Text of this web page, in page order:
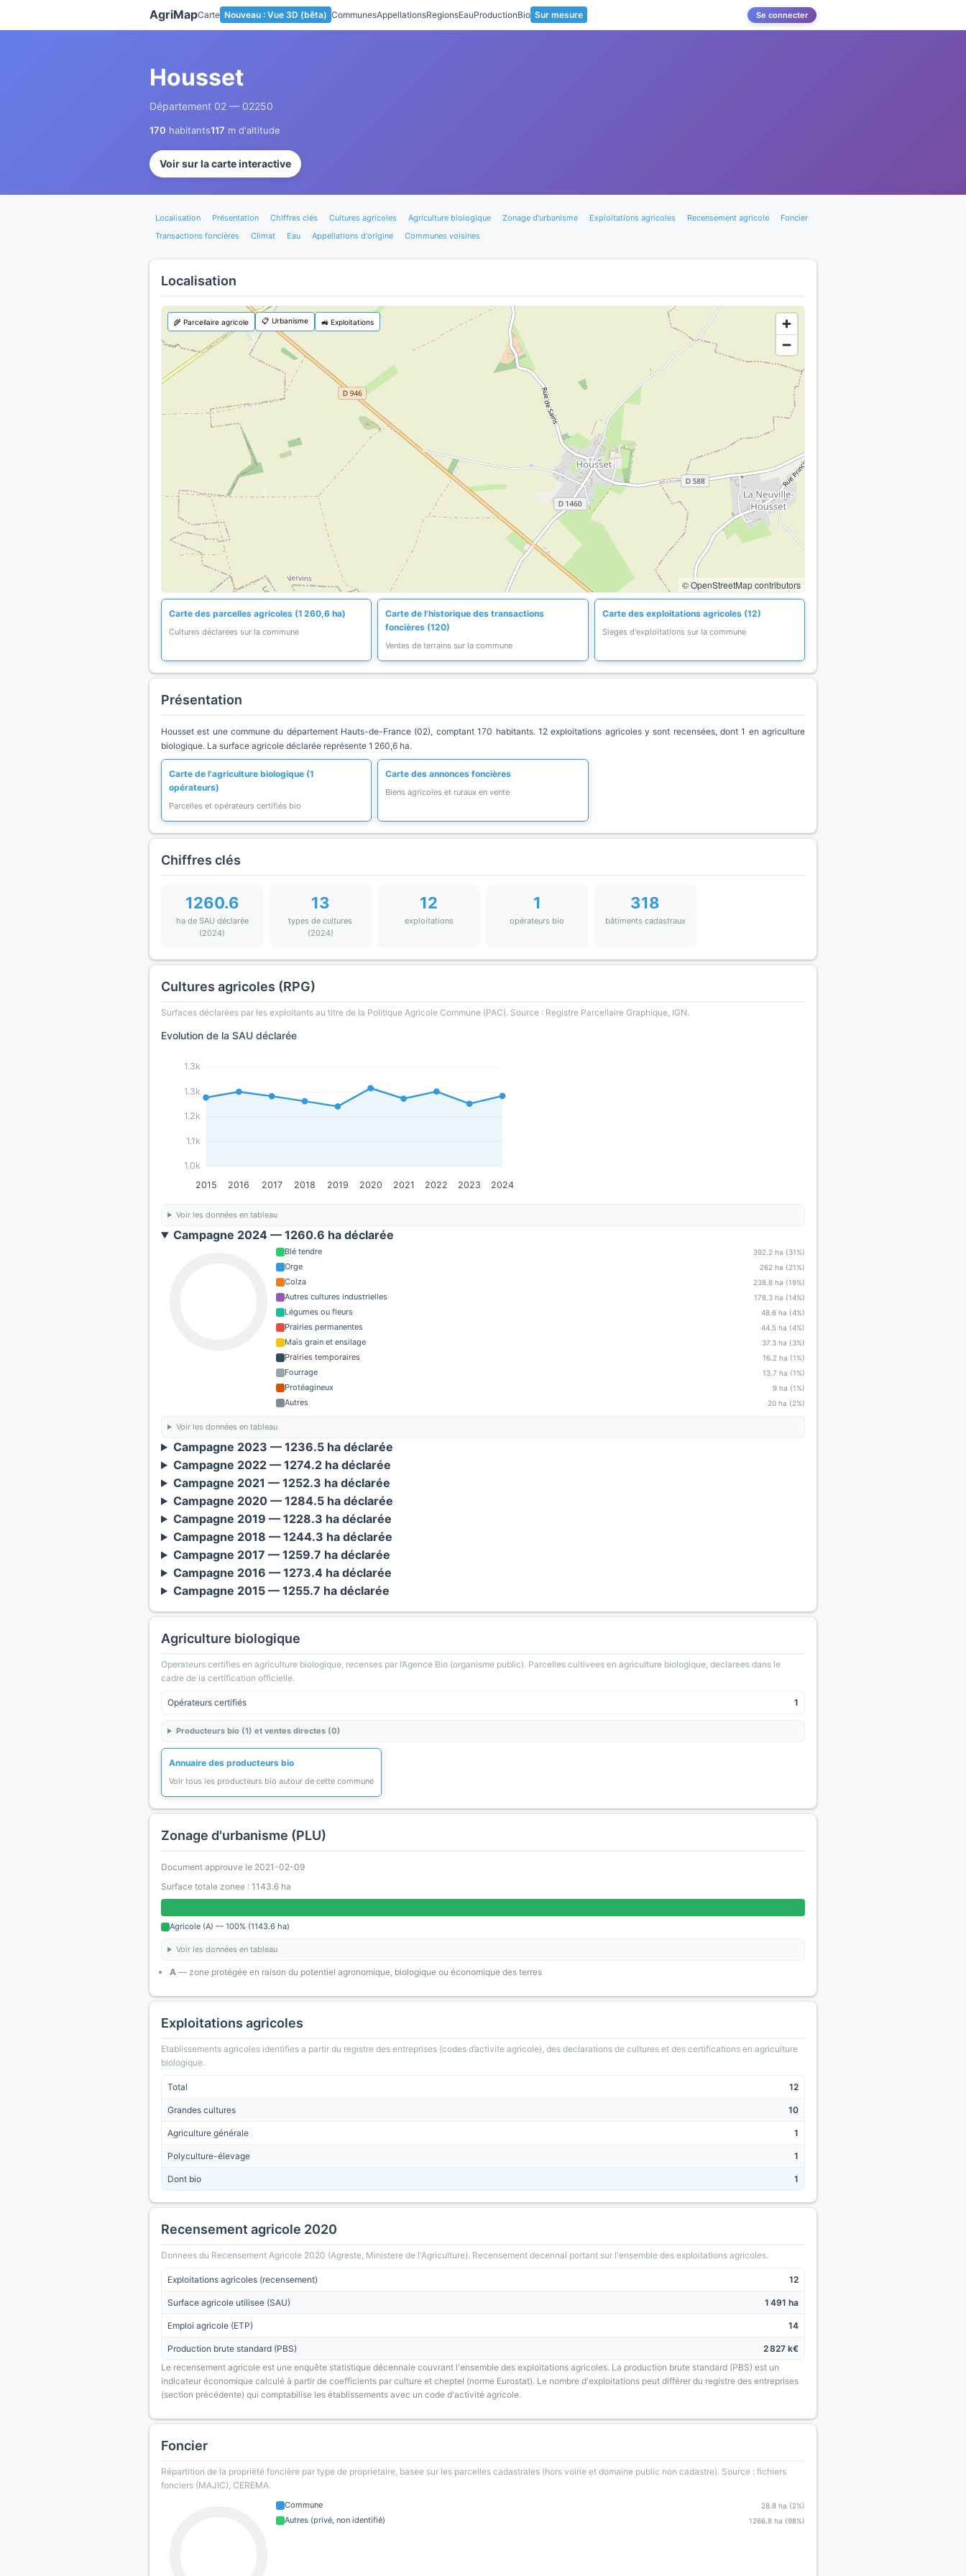
AgriMapCarte Nouveau : Vue 3D (bêta) CommunesAppellationsRegionsEauProductionBio Sur mesure Se connecter
Housset
Département 02 — 02250
170 habitants117 m d'altitude
Voir sur la carte interactive
Localisation Présentation Chiffres clés Cultures agricoles Agriculture biologique Zonage d'urbanisme Exploitations agricoles Recensement agricole
Foncier
Transactions foncières
Climat Eau Appellations d'origine Communes voisines
Localisation
© OpenStreetMap contributors
🌾 Parcellaire agricole 📋 Urbanisme 🚜 Exploitations
Carte des parcelles agricoles (1 260,6 ha)
Cultures déclarées sur la commune
Carte de l'historique des transactions
foncières (120)
Ventes de terrains sur la commune
Carte des exploitations agricoles (12)
Sieges d'exploitations sur la commune
Présentation
Housset est une commune du département Hauts-de-France (02), comptant 170 habitants. 12 exploitations agricoles y sont recensées, dont 1 en agriculture
biologique. La surface agricole déclarée représente 1 260,6 ha.
Carte de l'agriculture biologique (1
opérateurs)
Parcelles et opérateurs certifiés bio
Carte des annonces foncières
Biens agricoles et ruraux en vente
Chiffres clés
1260.6
ha de SAU déclarée
(2024)
13
types de cultures
(2024)
12
exploitations
1
opérateurs bio
318
bâtiments cadastraux
Cultures agricoles (RPG)
Surfaces déclarées par les exploitants au titre de la Politique Agricole Commune (PAC). Source : Registre Parcellaire Graphique, IGN.
Evolution de la SAU déclarée
1.0k
1.1k
1.2k
1.3k
1.3k
2015 2016 2017 2018 2019 2020 2021 2022 2023 2024
Voir les données en tableau
Campagne 2024 — 1260.6 ha déclarée
Blé tendre 392.2 ha (31%)
Orge 262 ha (21%)
Colza 238.8 ha (19%)
Autres cultures industrielles 178.3 ha (14%)
Légumes ou fleurs 48.6 ha (4%)
Prairies permanentes 44.5 ha (4%)
Maïs grain et ensilage 37.3 ha (3%)
Prairies temporaires 16.2 ha (1%)
Fourrage 13.7 ha (1%)
Protéagineux 9 ha (1%)
Autres 20 ha (2%)
Voir les données en tableau
Campagne 2023 — 1236.5 ha déclarée
Campagne 2022 — 1274.2 ha déclarée
Campagne 2021 — 1252.3 ha déclarée
Campagne 2020 — 1284.5 ha déclarée
Campagne 2019 — 1228.3 ha déclarée
Campagne 2018 — 1244.3 ha déclarée
Campagne 2017 — 1259.7 ha déclarée
Campagne 2016 — 1273.4 ha déclarée
Campagne 2015 — 1255.7 ha déclarée
Agriculture biologique
Operateurs certifies en agriculture biologique, recenses par l’Agence Bio (organisme public). Parcelles cultivees en agriculture biologique, declarees dans le
cadre de la certification officielle.
Opérateurs certifiés 1
Producteurs bio (1) et ventes directes (0)
Annuaire des producteurs bio
Voir tous les producteurs bio autour de cette commune
Zonage d'urbanisme (PLU)
Document approuve le 2021-02-09
Surface totale zonee : 1143.6 ha
Agricole (A) — 100% (1143.6 ha)
Voir les données en tableau
A — zone protégée en raison du potentiel agronomique, biologique ou économique des terres
Exploitations agricoles
Etablissements agricoles identifies a partir du registre des entreprises (codes d’activite agricole), des declarations de cultures et des certifications en agriculture
biologique.
Total 12
Grandes cultures 10
Agriculture générale 1
Polyculture-élevage 1
Dont bio 1
Recensement agricole 2020
Donnees du Recensement Agricole 2020 (Agreste, Ministere de l'Agriculture). Recensement decennal portant sur l'ensemble des exploitations agricoles.
Exploitations agricoles (recensement) 12
Surface agricole utilisee (SAU) 1 491 ha
Emploi agricole (ETP) 14
Production brute standard (PBS)
2 827 k€
Le recensement agricole est une enquête statistique décennale couvrant l'ensemble des exploitations agricoles. La production brute standard (PBS) est un
indicateur économique calculé à partir de coefficients par culture et cheptel (norme Eurostat). Le nombre d'exploitations peut différer du registre des entreprises
(section précédente) qui comptabilise les établissements avec un code d'activité agricole.
Foncier
Répartition de la propriété foncière par type de proprietaire, basee sur les parcelles cadastrales (hors voirie et domaine public non cadastre). Source : fichiers
fonciers (MAJIC), CEREMA.
Commune 28.8 ha (2%)
Autres (privé, non identifié) 1266.8 ha (98%)
Panneau de gestion des cookies